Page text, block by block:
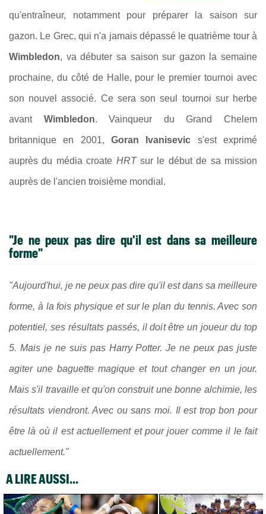
qu'entraîneur, notamment pour préparer la saison sur
gazon. Le Grec, qui n'a jamais dépassé le quatrième tour à
Wimbledon, va débuter sa saison sur gazon la semaine
prochaine, du côté de Halle, pour le premier tournoi avec
son nouvel associé. Ce sera son seul tournoi sur herbe
avant Wimbledon. Vainqueur du Grand Chelem
britannique en 2001, Goran Ivanisevic s'est exprimé
auprès du média croate HRTsur le début de sa mission
auprès de l'ancien troisième mondial.
"Je ne peux pas dire qu'il est dans sa meilleure
forme"
"Aujourd'hui, je ne peux pas dire qu'il est dans sa meilleure
forme, à la fois physique et sur le plan du tennis. Avec son
potentiel, ses résultats passés, il doit être un joueur du top
5. Mais je ne suis pas Harry Potter. Je ne peux pas juste
agiter une baguette magique et tout changer en un jour.
Mais s'il travaille et qu'on construit une bonne alchimie, les
résultats viendront. Avec ou sans moi. Il est trop bon pour
être là où il est actuellement et pour jouer comme il le fait
actuellement."
A LIRE AUSSI...